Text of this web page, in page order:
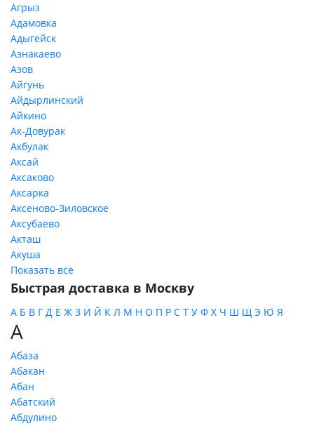
Агрыз
Адамовка
Адыгейск
Азнакаево
Азов
Айгунь
Айдырлинский
Айкино
Ак-Довурак
Акбулак
Аксай
Аксаково
Аксарка
Аксеново-Зиловское
Аксубаево
Акташ
Акуша
Показать все
Быстрая доставка в Москву
А Б В Г Д Е Ж З И Й К Л М Н О П Р С Т У Ф Х Ч Ш Щ Э Ю Я
А
Абаза
Абакан
Абан
Абатский
Абдулино